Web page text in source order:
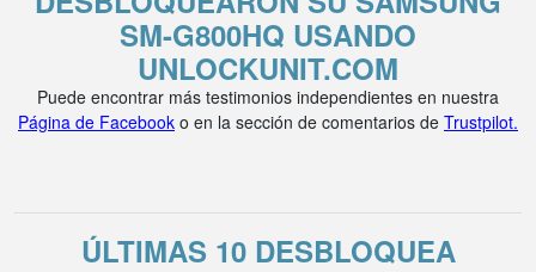
SM-G800HQ USANDO
UNLOCKUNIT.COM
Puede encontrar más testimonios independientes en nuestra
Página de Facebook o en la sección de comentarios de Trustpilot.
ÚLTIMAS 10 DESBLOQUEA